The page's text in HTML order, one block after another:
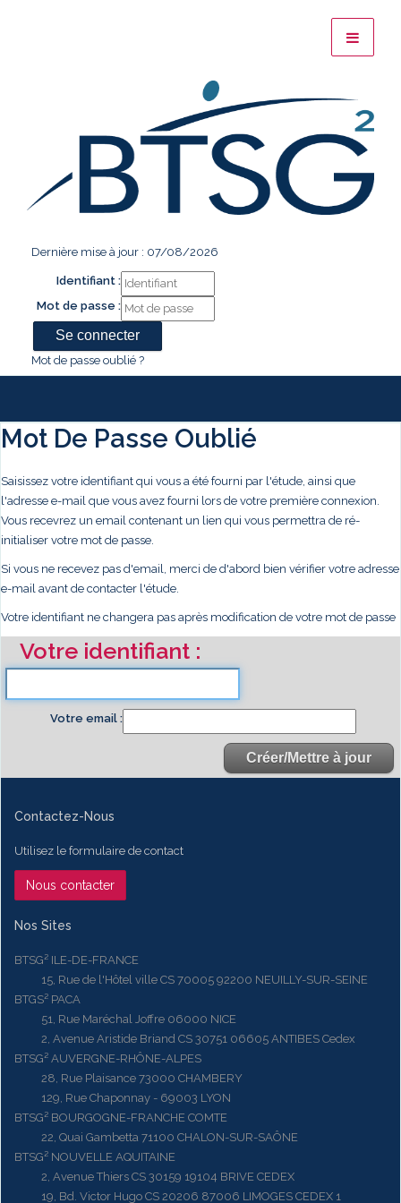
Dernière mise à jour : 07/08/2026
Identifiant :
Mot de passe :
Mot de passe oublié ?
Mot De Passe Oublié
Saisissez votre identifiant qui vous a été fourni par l'étude, ainsi que
l'adresse e-mail que vous avez fourni lors de votre première connexion.
Vous recevrez un email contenant un lien qui vous permettra de ré-
initialiser votre mot de passe.
Si vous ne recevez pas d'email, merci de d'abord bien vérifier votre adresse
e-mail avant de contacter l'étude.
Votre identifiant ne changera pas après modification de votre mot de passe
Votre identifiant
Votre email
Contactez-Nous
Utilisez le formulaire de contact
Nous contacter
Nos Sites
BTSG² ILE-DE-FRANCE
15, Rue de l'Hôtel ville CS 70005 92200 NEUILLY-SUR-SEINE
BTGS² PACA
51, Rue Maréchal Joffre 06000 NICE
2, Avenue Aristide Briand CS 30751 06605 ANTIBES Cedex
BTSG² AUVERGNE-RHÔNE-ALPES
28, Rue Plaisance 73000 CHAMBERY
129, Rue Chaponnay - 69003 LYON
BTSG² BOURGOGNE-FRANCHE COMTE
22, Quai Gambetta 71100 CHALON-SUR-SAÔNE
BTSG² NOUVELLE AQUITAINE
2, Avenue Thiers CS 30159 19104 BRIVE CEDEX
19, Bd. Victor Hugo CS 20206 87006 LIMOGES CEDEX 1